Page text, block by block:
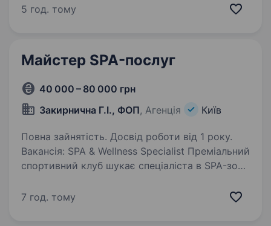
та авторськими техніками. Ми змінили
розділяють…
5 год. тому
Майстер SPA-послуг
40 000 – 80 000 грн
Закирнична Г.І., ФОП, Агенція Київ
Повна зайнятість. Досвід роботи від 1 року.
Вакансія: SPA & Wellness Specialist Преміальний
спортивний клуб шукає спеціаліста в SPA-зону
клубу. Обов’язки: • проведення SPA-процедур;
7 год. тому